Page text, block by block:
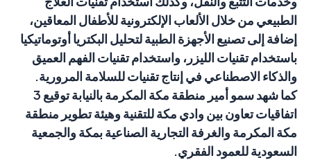
الطبيعي من خلال الألعاب الإلكترونية للأطفال المعاقين،
إضافة إلى تصنيع الأجهزة الطبية لتحليل البكتريا أوتوماتيكيا
باستخدام تقنيات الليزر، واستخدام تقنيات الفهم العميق
والذكاء الاصطناعي في إنتاج تقنيات للسلامة المرورية.
كما شهد سمو أمير منطقة مكة المكرمة بالنيابة توقيع 3
اتفاقيات تعاون بين وادي مكة للتقنية وهيئة تطوير منطقة
مكة المكرمة والغرفة التجارية الصناعية بمكة والجمعية
السعودية للعمود الفقري.